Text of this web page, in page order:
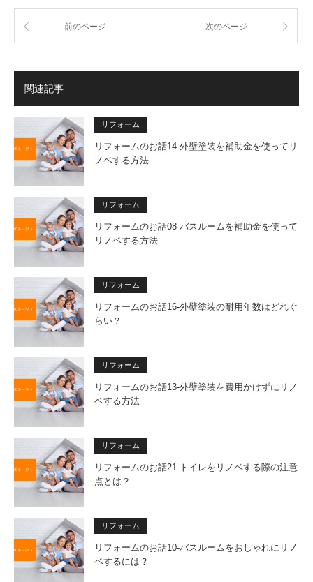
前のページ 次のページ
関連記事
リフォーム
リフォームのお話14-外壁塗装を補助金を使ってリ
ノベする方法
リフォーム
リフォームのお話08-バスルームを補助金を使って
リノベする方法
リフォーム
リフォームのお話16-外壁塗装の耐用年数はどれぐ
らい？
リフォーム
リフォームのお話13-外壁塗装を費用かけずにリノ
ベする方法
リフォーム
リフォームのお話21-トイレをリノベする際の注意
点とは？
リフォーム
リフォームのお話10-バスルームをおしゃれにリノ
ベするには？